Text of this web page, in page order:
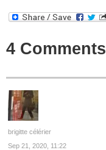
4 Comments
brigitte célérier
Sep 21, 2020, 11:22